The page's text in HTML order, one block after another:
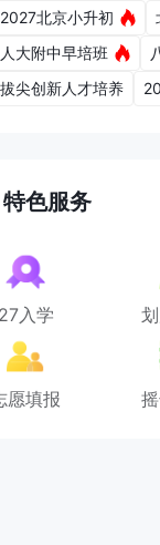
2027北京小升初
人大附中早培班
拔尖创新人才培养
特色服务
27入学
愿填报